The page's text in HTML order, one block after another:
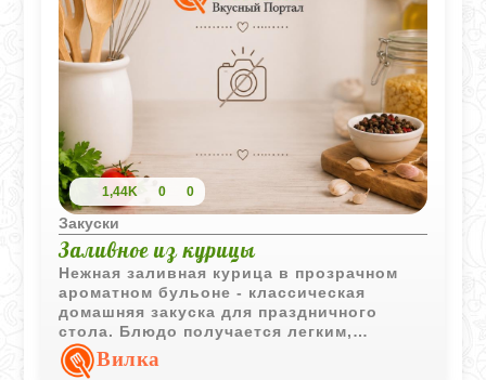
1,44K 0 0
Закуски
Заливное из курицы
Нежная заливная курица в прозрачном
ароматном бульоне - классическая
домашняя закуска для праздничного
стола. Блюдо получается легким,
насыщенным по вкусу и очень удобным
для холодной подачи.
Вилка